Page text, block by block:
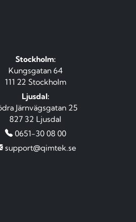
Stockholm:
Kungsgatan 64
111 22 Stockholm
Ljusdal:
Järnvägsgatan 25
827 32 Ljusdal
0651-30 08 00
support@qimtek.se